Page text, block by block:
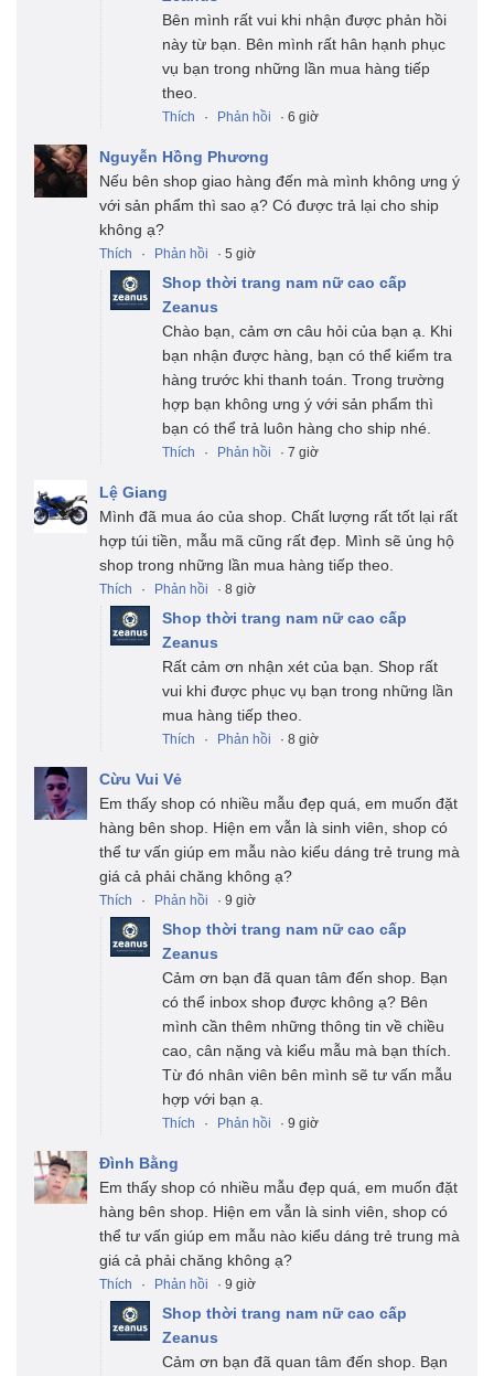
Bên mình rất vui khi nhận được phản hồi
này từ bạn. Bên mình rất hân hạnh phục
vụ bạn trong những lần mua hàng tiếp
theo.
Thích · Phản hồi · 6 giờ
Nguyễn Hồng Phương
Nếu bên shop giao hàng đến mà mình không ưng ý
với sản phẩm thì sao ạ? Có được trả lại cho ship
không ạ?
Thích · Phản hồi · 5 giờ
Shop thời trang nam nữ cao cấp
Zeanus
Chào bạn, cảm ơn câu hỏi của bạn ạ. Khi
bạn nhận được hàng, bạn có thể kiểm tra
hàng trước khi thanh toán. Trong trường
hợp bạn không ưng ý với sản phẩm thì
bạn có thể trả luôn hàng cho ship nhé.
Thích · Phản hồi · 7 giờ
Lệ Giang
Mình đã mua áo của shop. Chất lượng rất tốt lại rất
hợp túi tiền, mẫu mã cũng rất đẹp. Mình sẽ ủng hộ
shop trong những lần mua hàng tiếp theo.
Thích · Phản hồi · 8 giờ
Shop thời trang nam nữ cao cấp
Zeanus
Rất cảm ơn nhận xét của bạn. Shop rất
vui khi được phục vụ bạn trong những lần
mua hàng tiếp theo.
Thích · Phản hồi · 8 giờ
Cừu Vui Vẻ
Em thấy shop có nhiều mẫu đẹp quá, em muốn đặt
hàng bên shop. Hiện em vẫn là sinh viên, shop có
thể tư vấn giúp em mẫu nào kiểu dáng trẻ trung mà
giá cả phải chăng không ạ?
Thích · Phản hồi · 9 giờ
Shop thời trang nam nữ cao cấp
Zeanus
Cảm ơn bạn đã quan tâm đến shop. Bạn
có thể inbox shop được không ạ? Bên
mình cần thêm những thông tin về chiều
cao, cân nặng và kiểu mẫu mà bạn thích.
Từ đó nhân viên bên mình sẽ tư vấn mẫu
hợp với bạn ạ.
Thích · Phản hồi · 9 giờ
Đình Bằng
Em thấy shop có nhiều mẫu đẹp quá, em muốn đặt
hàng bên shop. Hiện em vẫn là sinh viên, shop có
thể tư vấn giúp em mẫu nào kiểu dáng trẻ trung mà
giá cả phải chăng không ạ?
Thích · Phản hồi · 9 giờ
Shop thời trang nam nữ cao cấp
Zeanus
Cảm ơn bạn đã quan tâm đến shop. Bạn